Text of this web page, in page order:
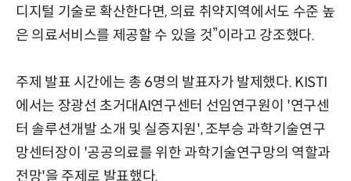
디지털 기술로 확산한다면, 의료 취약지역에서도 수준 높
은 의료서비스를 제공할 수 있을 것”이라고 강조했다.
주제 발표 시간에는 총 6명의 발표자가 발제했다. KISTI
에서는 장광선 초거대AI연구센터 선임연구원이 '연구센
터 솔루션개발 소개 및 실증지원', 조부승 과학기술연구
망센터장이 '공공의료를 위한 과학기술연구망의 역할과
전망'을 주제로 발표했다.